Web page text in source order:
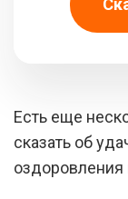
Есть еще
сказать об
оздоровления